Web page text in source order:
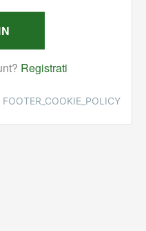
FOOTER_COOKIE_POLICY